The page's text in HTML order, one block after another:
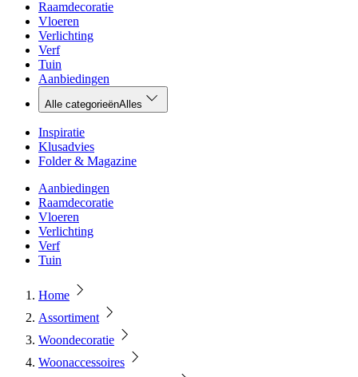
Raamdecoratie
Vloeren
Verlichting
Verf
Tuin
Aanbiedingen
Alle categorieënAlles
Inspiratie
Klusadvies
Folder & Magazine
Aanbiedingen
Raamdecoratie
Vloeren
Verlichting
Verf
Tuin
Home
Assortiment
Woondecoratie
Woonaccessoires